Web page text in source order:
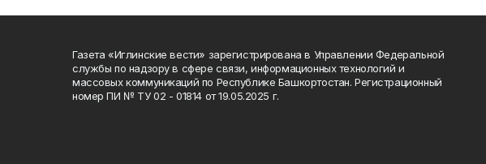
Газета «Иглинские вести» зарегистрирована в Управлении Федеральной
службы по надзору в сфере связи, информационных технологий и
массовых коммуникаций по Республике Башкортостан. Регистрационный
номер ПИ № ТУ 02 - 01814 от 19.05.2025 г.